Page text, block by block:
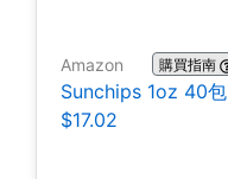
Amazon 購買指南
Sunchips 1oz 40包
$17.02